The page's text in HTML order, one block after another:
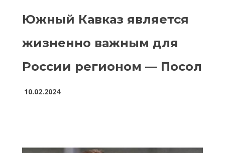
Южный Кавказ является
жизненно важным для
России регионом — Посол
10.02.2024